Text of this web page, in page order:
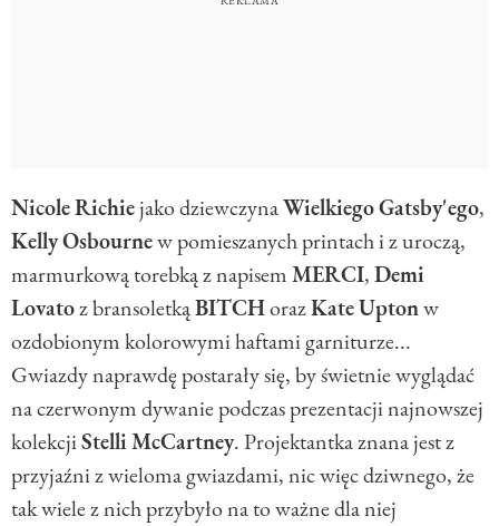
NicoleRichiejako dziewczynaWielkiegoGatsby'ego,
KellyOsbournew pomieszanych printach i z uroczą,
marmurkową torebką z napisemMERCI,Demi
Lovatoz bransoletkąBITCHorazKateUptonw
ozdobionym kolorowymi haftami garniturze...
Gwiazdy naprawdę postarały się, by świetnie wyglądać
na czerwonym dywanie podczas prezentacji najnowszej
kolekcjiStelliMcCartney. Projektantka znana jest z
przyjaźni z wieloma gwiazdami, nic więc dziwnego, że
tak wiele z nich przybyło na to ważne dla niej